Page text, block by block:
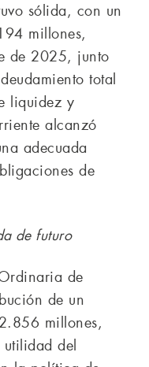
sólida, con un
millones,
de 2025, junto
total
liquidez y
alcanzó
adecuada
de
de futuro
de
de un
millones,
utilidad del